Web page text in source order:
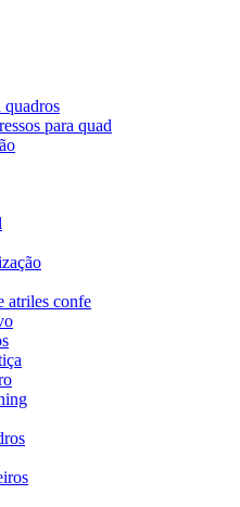
quadros
para quad
atriles confe